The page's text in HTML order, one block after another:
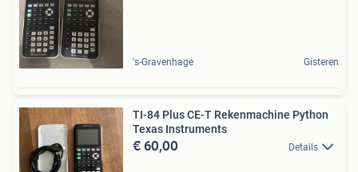
's-Gravenhage Gisteren
TI-84 Plus CE-T Rekenmachine Python
Texas Instruments
€ 60,00 Details